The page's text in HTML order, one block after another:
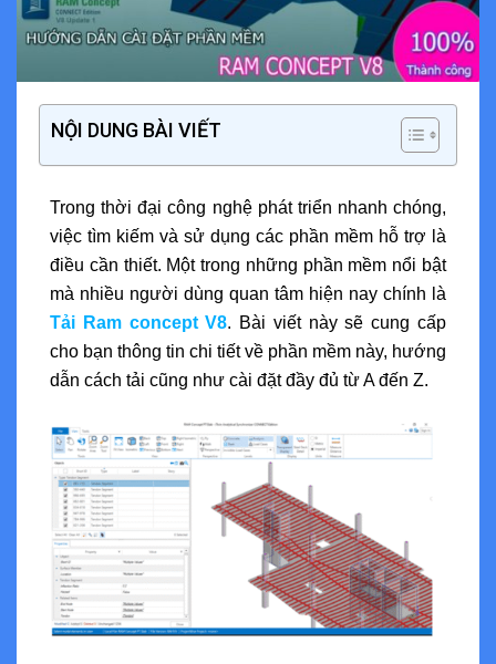
NỘI DUNG BÀI VIẾT
Trong thời đại công nghệ phát triển nhanh chóng,
việc tìm kiếm và sử dụng các phần mềm hỗ trợ là
điều cần thiết. Một trong những phần mềm nổi bật
mà nhiều người dùng quan tâm hiện nay chính là
Tải Ram concept V8. Bài viết này sẽ cung cấp
cho bạn thông tin chi tiết về phần mềm này, hướng
dẫn cách tải cũng như cài đặt đầy đủ từ A đến Z.